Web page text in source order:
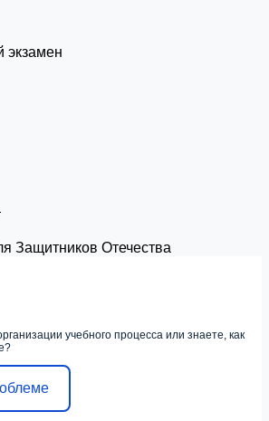
экзамен
Защитников Отечества
учебного процесса или знаете, как